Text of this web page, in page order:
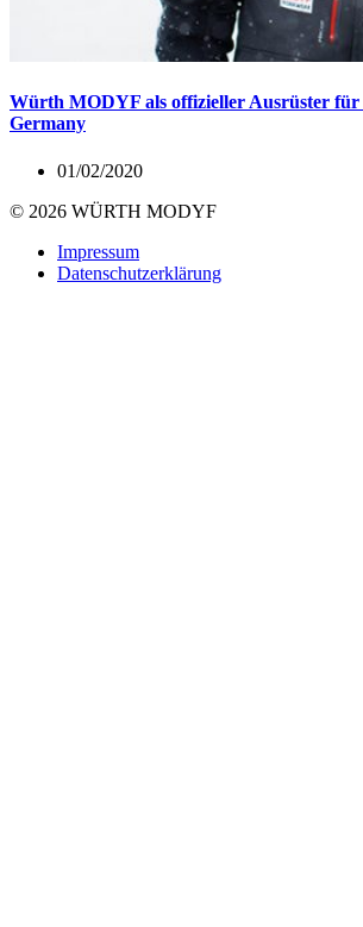
Würth MODYF als offizieller Ausrüster für
Germany
01/02/2020
© 2026 WÜRTH MODYF
Impressum
Datenschutzerklärung